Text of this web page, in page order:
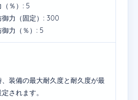
％）: 5
御力（固定）: 300
御力（％）: 5
、装備の最大耐久度と耐久度が最
されます。